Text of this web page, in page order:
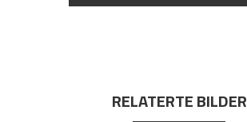
PROVENIENS
RELATERTE BILDER